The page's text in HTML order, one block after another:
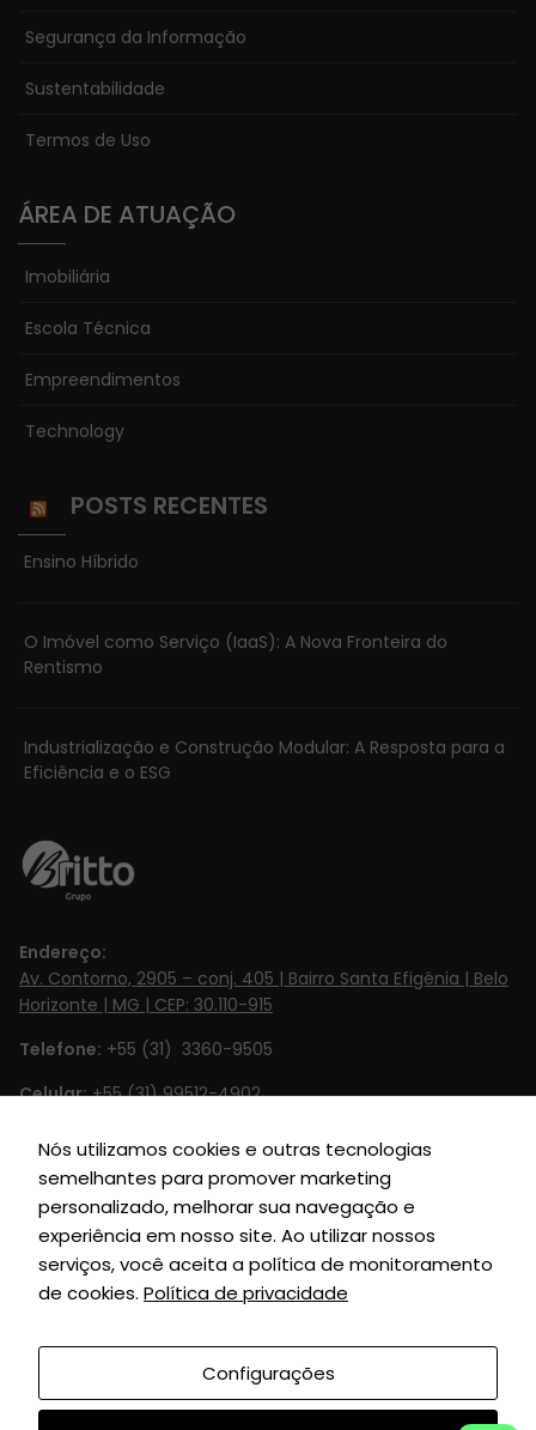
Segurança da Informação
Sustentabilidade
Termos de Uso
ÁREA DE ATUAÇÃO
Imobiliária
Escola Técnica
Empreendimentos
Technology
POSTS RECENTES
Ensino Híbrido
O Imóvel como Serviço (IaaS): A Nova Fronteira do
Rentismo
Industrialização e Construção Modular: A Resposta para a
Eficiência e o ESG
Endereço:
Av. Contorno, 2905 – conj. 405 | Bairro Santa Efigênia | Belo
Horizonte | MG | CEP: 30.110-915
Telefone: +55 (31) 3360-9505
Celular:+55 (31) 99512-4902‬
Email:
contato@britto.com.br
Horário de Funcionamento:Segunda à Sexta de 8h às 18h
SIGA-NOS
Grupo Britto © 2010| Todos Direitos Reservados |
Desenvolvido por:União Soluções
Nós utilizamos cookies e outras tecnologias
semelhantes para promover marketing
personalizado, melhorar sua navegação e
experiência em nosso site. Ao utilizar nossos
serviços, você aceita a política de monitoramento
de cookies. Política de privacidade
Configurações
nosso website
visita. Se você
e
ao visitar nosso
site, você
aumenta a
chance de ver
conteúdo e
ofertas